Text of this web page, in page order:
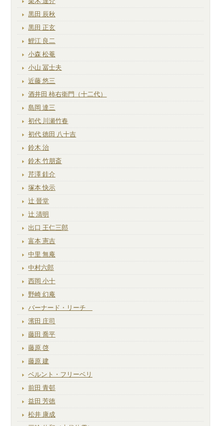
黒田 辰秋
黒田 正玄
鯉江 良二
小森 松菴
小山 冨士夫
近藤 悠三
酒井田 柿右衛門（十二代）
島岡 達三
初代 川瀬竹春
初代 徳田 八十吉
鈴木 治
鈴木 竹朋斎
芹澤 銈介
塚本 快示
辻 晉堂
辻 清明
出口 王仁三郎
富本 憲吉
中里 無庵
中村六郎
西岡 小十
野崎 幻庵
バーナード・リーチ
濱田 庄司
藤田 喬平
藤原 啓
藤原 建
ベルント・フリーベリ
前田 青邨
益田 芳徳
松井 康成